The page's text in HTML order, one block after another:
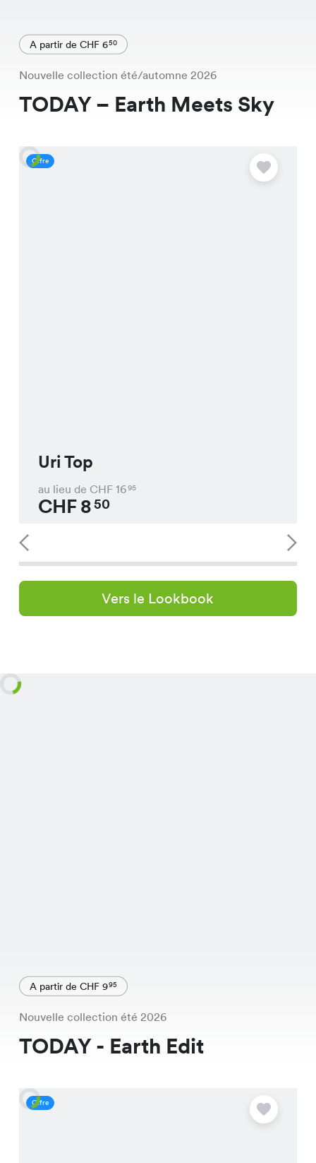
A partir de CHF 650
Nouvelle collection été/automne 2026
TODAY – Earth Meets Sky
Offre
Uri Top
au lieu de CHF 1695
CHF850
Vers le Lookbook
A partir de CHF 995
Nouvelle collection été 2026
TODAY - Earth Edit
Offre